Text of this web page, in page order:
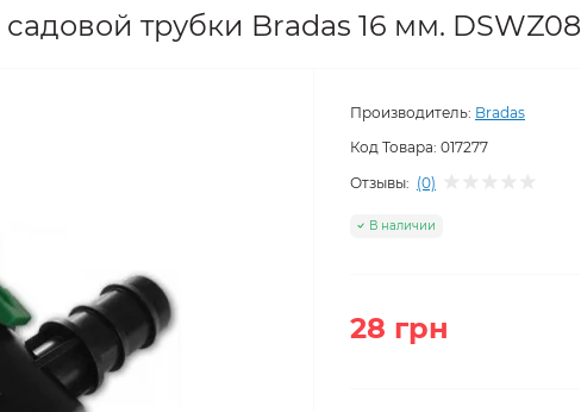
трубки Bradas 16 мм.
Производитель: Bradas
Код Товара: 017277
Отзывы: (0)
В наличии
28 грн